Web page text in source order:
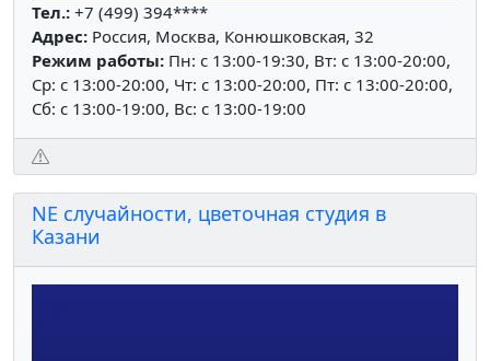
Тел.: +7 (499) 394****
Адрес: Россия, Москва, Конюшковская, 32
Режим работы: Пн: c 13:00-19:30, Вт: c 13:00-20:00,
Ср: c 13:00-20:00, Чт: c 13:00-20:00, Пт: c 13:00-20:00,
Сб: c 13:00-19:00, Вс: c 13:00-19:00
NЕ случайности, цветочная студия в
Казани